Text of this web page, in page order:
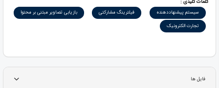
کلمات کلیدی :
سیستم پیشنهاددهنده
فیلترینگ مشارکتی
بازیابی تصاویر مبتنی بر محتوا
تجارت الکترونیک
فایل ها